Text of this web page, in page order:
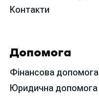
Контакти
Допомога
Фінансова допомога
Юридична допомога